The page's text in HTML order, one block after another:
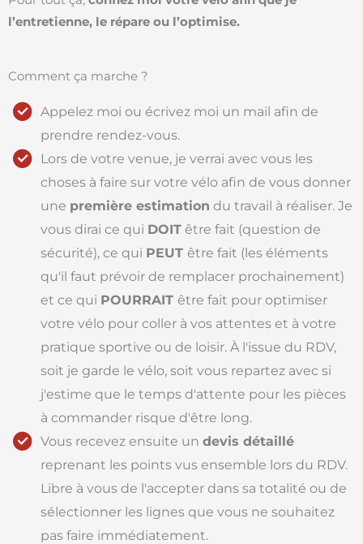
l’entretienne, le répare ou l’optimise.
Comment ça marche ?
Appelez moi ou écrivez moi un mail afin de
prendre rendez-vous.
Lors de votre venue, je verrai avec vous les
choses à faire sur votre vélo afin de vous donner
une première estimation du travail à réaliser. Je
vous dirai ce qui DOIT être fait (question de
sécurité), ce qui PEUT être fait (les éléments
qu'il faut prévoir de remplacer prochainement)
et ce qui POURRAIT être fait pour optimiser
votre vélo pour coller à vos attentes et à votre
pratique sportive ou de loisir. À l'issue du RDV,
soit je garde le vélo, soit vous repartez avec si
j'estime que le temps d'attente pour les pièces
à commander risque d'être long.
Vous recevez ensuite un devis détaillé
reprenant les points vus ensemble lors du RDV.
Libre à vous de l'accepter dans sa totalité ou de
sélectionner les lignes que vous ne souhaitez
pas faire immédiatement.